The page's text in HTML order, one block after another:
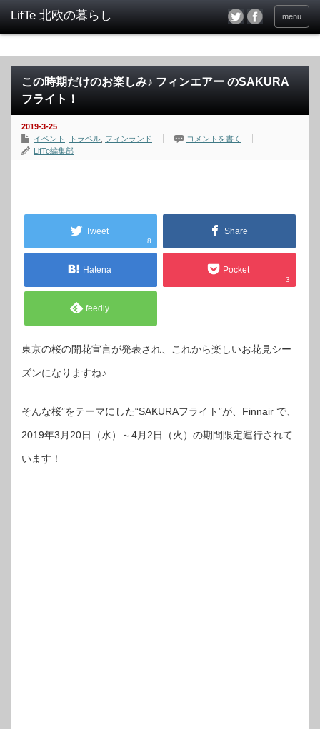
menu
この時期だけのお楽しみ♪ フィンエアー のSAKURA
フライト！
2019-3-25
イベント
トラベル フィンランド
コメントを書く
LifTe編集部
Tweet
8
Share
Hatena Pocket
3
feedly
東京の桜の開花宣言が発表され、これから楽しいお花見シー
ズンになりますね♪
そんな桜”をテーマにした“SAKURAフライト”が、Finnair で、
2019年3月20日（水）～4月2日（火）の期間限定運行されて
います！